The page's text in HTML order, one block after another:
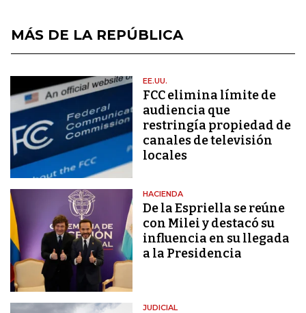
MÁS DE LA REPÚBLICA
EE.UU.
FCC elimina límite de
audiencia que
restringía propiedad de
canales de televisión
locales
HACIENDA
De la Espriella se reúne
con Milei y destacó su
influencia en su llegada
a la Presidencia
JUDICIAL